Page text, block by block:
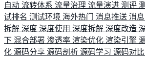
自动 流转体系 流量治理 流量演进 测评
试排名 测试环境 海外热门 消息推送 消
拆解 深度 深度使用 深度拆解 深度改造
下 混合部署 渗透率 渲染优化 渲染引擎
化 源码分享 源码剖析 源码学习 源码对比